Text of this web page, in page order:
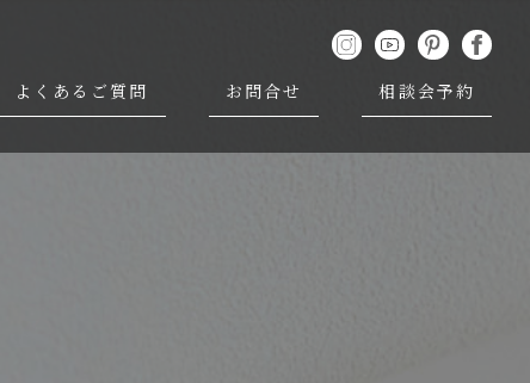
よくあるご質問 お問合せ 相談会予約